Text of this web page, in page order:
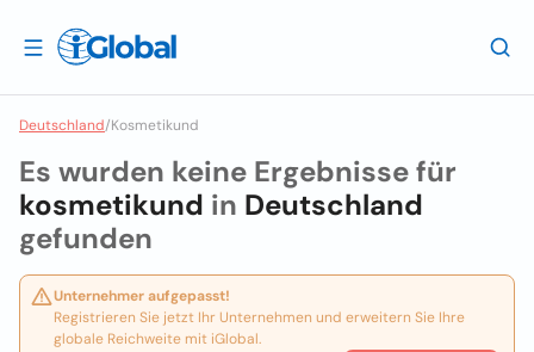
Deutschland/Kosmetikund
Es wurden keine Ergebnisse für
kosmetikund in Deutschland
gefunden
Unternehmer aufgepasst!
Registrieren Sie jetzt Ihr Unternehmen und erweitern Sie Ihre
globale Reichweite mit iGlobal.